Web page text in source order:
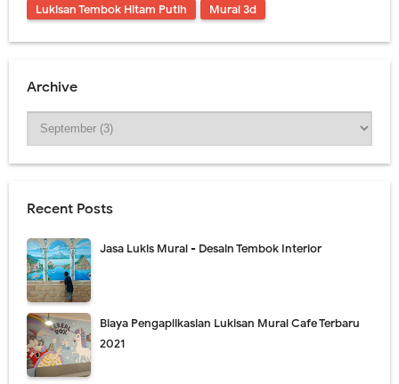
Lukisan Tembok Hitam Putih
Mural 3d
Archive
Recent Posts
Jasa Lukis Mural - Desain Tembok Interior
Biaya Pengaplikasian Lukisan Mural Cafe Terbaru
2021